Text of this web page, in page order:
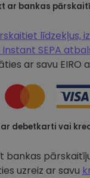
ar bankas
līdzekļus,
Instant SEPA
ar savu EIRO
ar debetkarti vai
bankas
uzreiz ar savu